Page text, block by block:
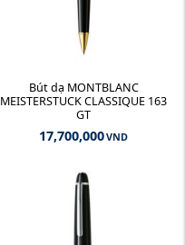
Bút dạ MONTBLANC
MEISTERSTUCK CLASSIQUE 163
GT
17,700,000VND